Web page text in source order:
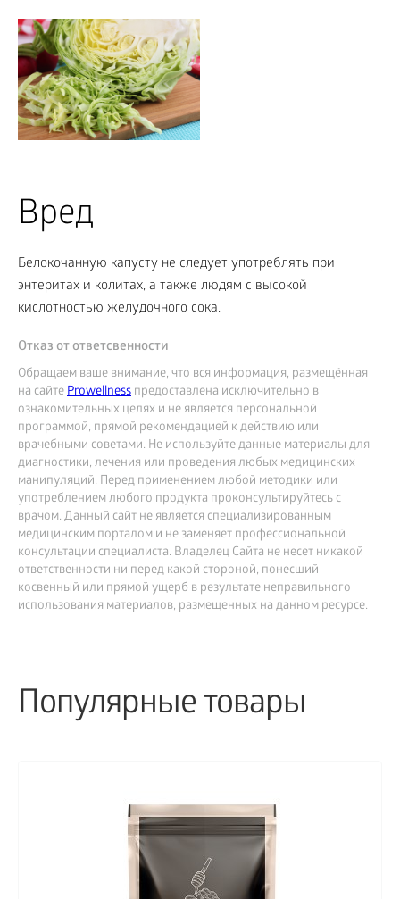
Вред
Белокочанную капусту не следует употреблять при
энтеритах и колитах, а также людям с высокой
кислотностью желудочного сока.
Отказ от ответсвенности
Обращаем ваше внимание, что вся информация, размещённая
на сайтеProwellness предоставлена исключительно в
ознакомительных целях и не является персональной
программой, прямой рекомендацией к действию или
врачебными советами. Не используйте данные материалы для
диагностики, лечения или проведения любых медицинских
манипуляций. Перед применением любой методики или
употреблением любого продукта проконсультируйтесь с
врачом. Данный сайт не является специализированным
медицинским порталом и не заменяет профессиональной
консультации специалиста. Владелец Сайта не несет никакой
ответственности ни перед какой стороной, понесший
косвенный или прямой ущерб в результате неправильного
использования материалов, размещенных на данном ресурсе.
Популярные товары